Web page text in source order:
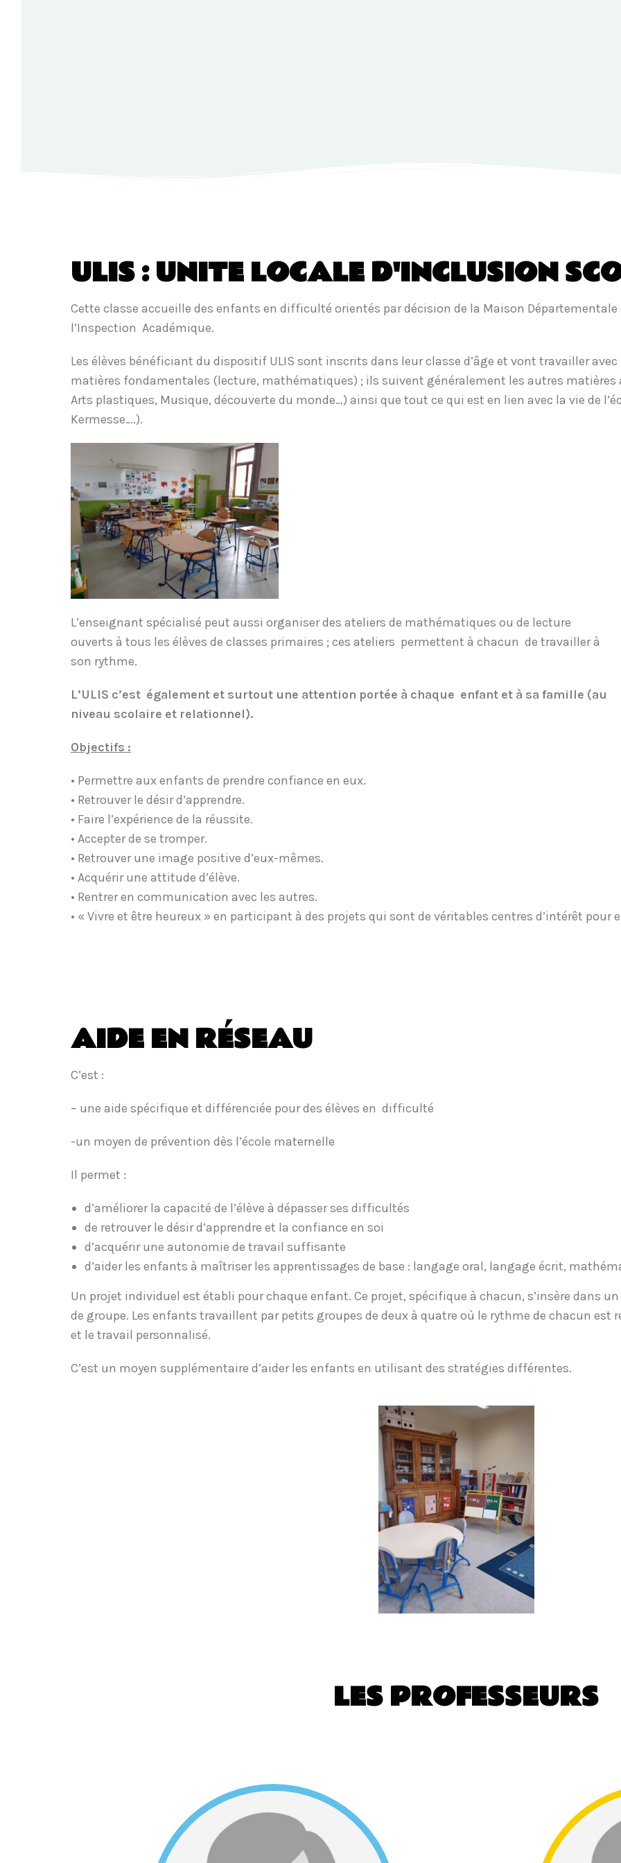
ULIS : UNITE LOCALE D'INCLUSION
Cette classe accueille des enfants en difficulté orientés par décision de la Maison
l’Inspection Académique.
Les élèves bénéficiant du dispositif ULIS sont inscrits dans leur classe d’âge et vont travailler
matières fondamentales (lecture, mathématiques) ; ils suivent généralement les autres matières
Arts plastiques, Musique, découverte du monde…) ainsi que tout ce qui est en lien avec la vie de
Kermesse….).
L’enseignant spécialisé peut aussi organiser des ateliers de mathématiques ou de lecture
ouverts à tous les élèves de classes primaires ; ces ateliers permettent à chacun de travailler à
son rythme.
L’ULIS c’est également et surtout une attention portée à chaque enfant et à sa famille (au
niveau scolaire et relationnel).
Objectifs :
• Permettre aux enfants de prendre confiance en eux.
• Retrouver le désir d’apprendre.
• Faire l’expérience de la réussite.
• Accepter de se tromper.
• Retrouver une image positive d’eux-mêmes.
• Acquérir une attitude d’élève.
• Rentrer en communication avec les autres.
• « Vivre et être heureux » en participant à des projets qui sont de véritables centres d’intérêt pour
AIDE EN RÉSEAU
C’est :
– une aide spécifique et différenciée pour des élèves en difficulté
-un moyen de prévention dès l’école maternelle
Il permet :
d’améliorer la capacité de l’élève à dépasser ses difficultés
de retrouver le désir d’apprendre et la confiance en soi
d’acquérir une autonomie de travail suffisante
d’aider les enfants à maîtriser les apprentissages de base : langage oral, langage écrit,
Un projet individuel est établi pour chaque enfant. Ce projet, spécifique à chacun, s’insère dans
de groupe. Les enfants travaillent par petits groupes de deux à quatre où le rythme de chacun est
et le travail personnalisé.
C’est un moyen supplémentaire d’aider les enfants en utilisant des stratégies différentes.
LES PROFESSEURS